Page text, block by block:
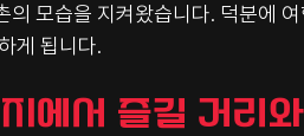
의 모습을 지켜왔습니다. 덕분에
게 됩니다.
에서 즐길 거리